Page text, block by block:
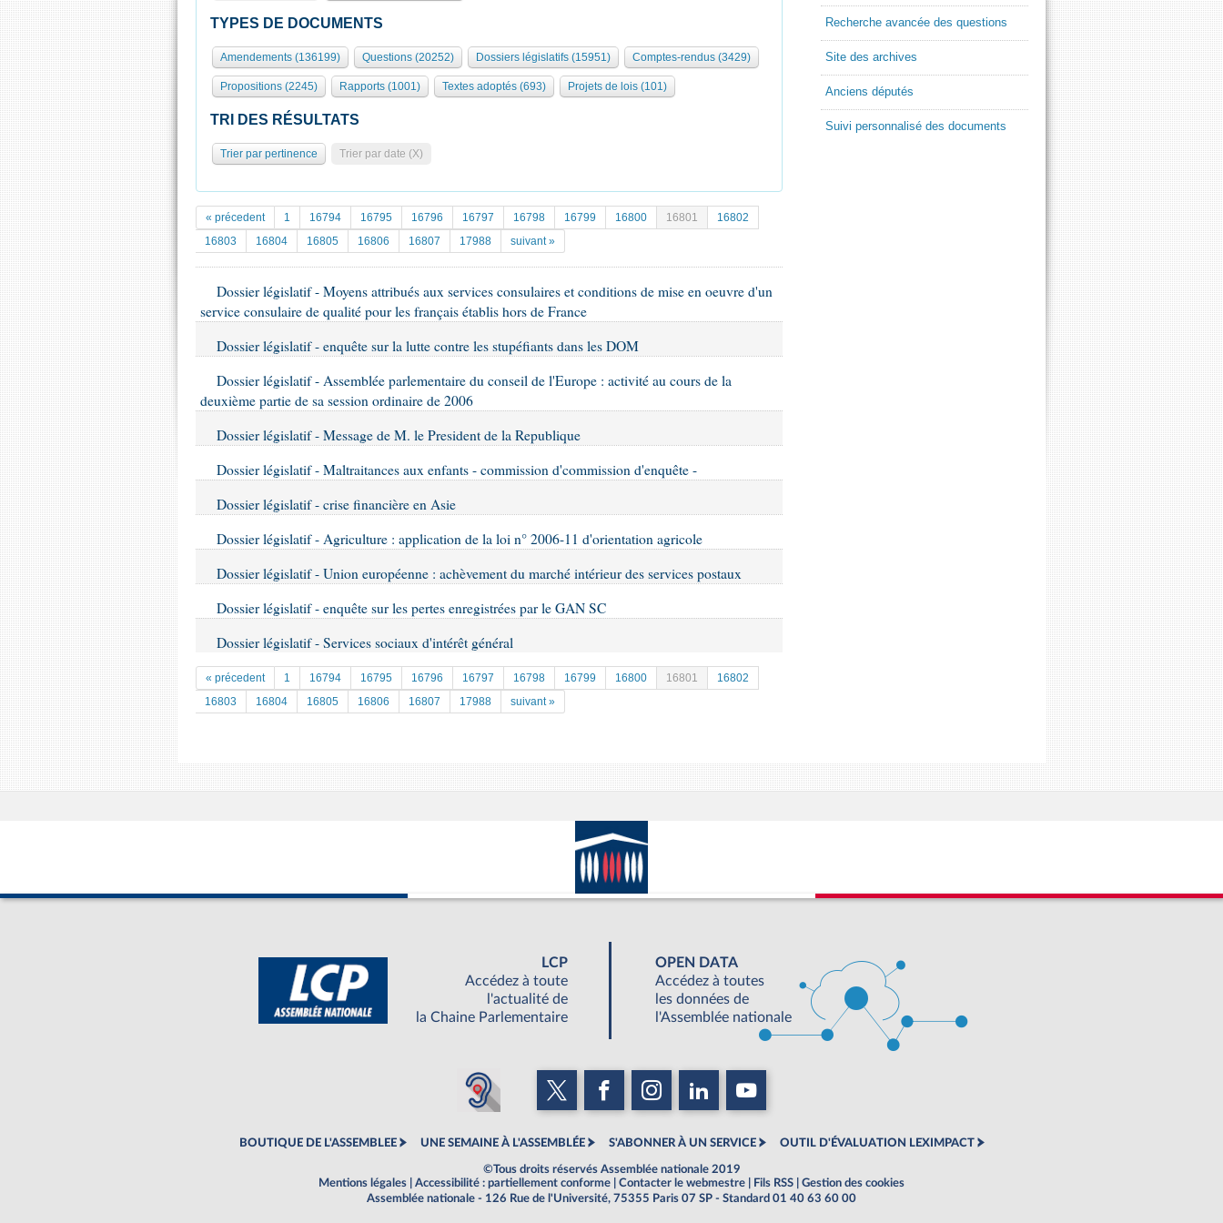
TYPES DE DOCUMENTS
Amendements (136199) Questions (20252) Dossiers législatifs (15951) Comptes-rendus (3429)
Propositions (2245) Rapports (1001) Textes adoptés (693) Projets de lois (101)
TRI DES RÉSULTATS
Trier par pertinence Trier par date (X)
« précedent 1 16794 16795 16796 16797 16798 16799 16800 16801
16802
16803
16804 16805 16806 16807 17988 suivant »
Dossier législatif - Moyens attribués aux services consulaires et conditions de mise en oeuvre d'un
service consulaire de qualité pour les français établis hors de France
Dossier législatif - enquête sur la lutte contre les stupéfiants dans les DOM
Dossier législatif - Assemblée parlementaire du conseil de l'Europe : activité au cours de la
deuxième partie de sa session ordinaire de 2006
Dossier législatif - Message de M. le President de la Republique
Dossier législatif - Maltraitances aux enfants - commission d'commission d'enquête -
Dossier législatif - crise financière en Asie
Dossier législatif - Agriculture : application de la loi n° 2006-11 d'orientation agricole
Dossier législatif - Union européenne : achèvement du marché intérieur des services postaux
Dossier législatif - enquête sur les pertes enregistrées par le GAN SC
Dossier législatif - Services sociaux d'intérêt général
« précedent 1 16794 16795 16796 16797 16798 16799 16800 16801
16802
16803
16804 16805 16806 16807 17988 suivant »
Recherche avancée des questions
Site des archives
Anciens députés
Suivi personnalisé des documents
LCP
Accédez à toute
l'actualité de
la Chaine Parlementaire
OPEN DATA
Accédez à toutes
les données de
l'Assemblée nationale
BOUTIQUE DE L'ASSEMBLEE UNE SEMAINE À L'ASSEMBLÉE S'ABONNER À UN SERVICE OUTIL D'ÉVALUATION LEXIMPACT
©Tous droits réservés Assemblée nationale 2019
Mentions légales
Accessibilité : partiellement conforme Contacter le webmestre Fils RSS
Gestion des cookies
Assemblée nationale - 126 Rue de l'Université, 75355 Paris 07 SP - Standard 01 40 63 60 00